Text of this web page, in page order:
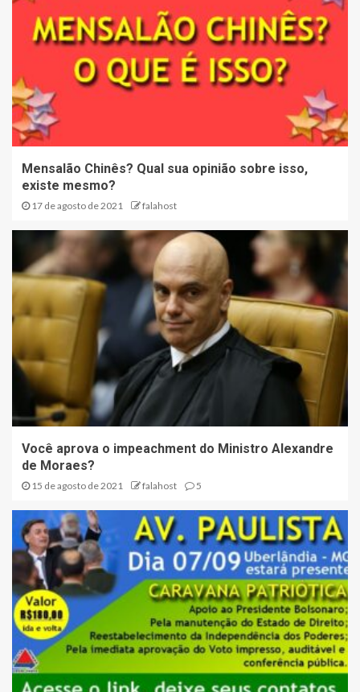
Mensalão Chinês? Qual sua opinião sobre isso,
existe mesmo?
17 de agosto de 2021 falahost
Você aprova o impeachment do Ministro Alexandre
de Moraes?
15 de agosto de 2021 falahost 5